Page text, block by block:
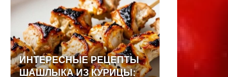
ИНТЕРЕСНЫЕРЕЦЕПТЫ
ШАШЛЫКАИЗКУРИЦЫ: